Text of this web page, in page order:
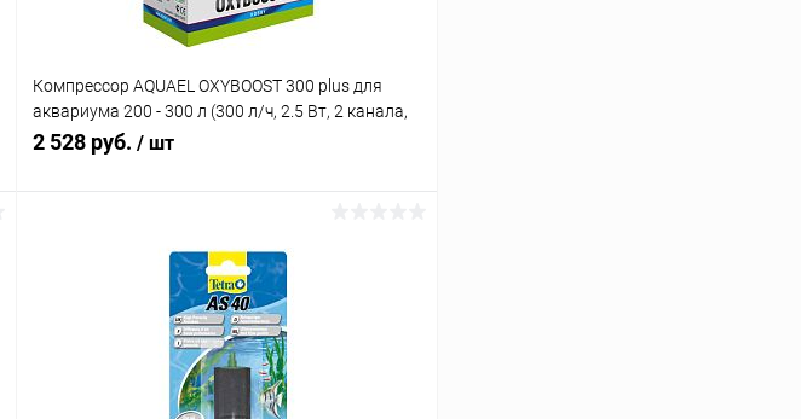
Компрессор AQUAEL OXYBOOST 300 plus для
аквариума 200 - 300 л (300 л/ч, 2.5 Вт, 2 канала,
регулируемый)
2 528 руб. / шт
Сравнение
В наличии